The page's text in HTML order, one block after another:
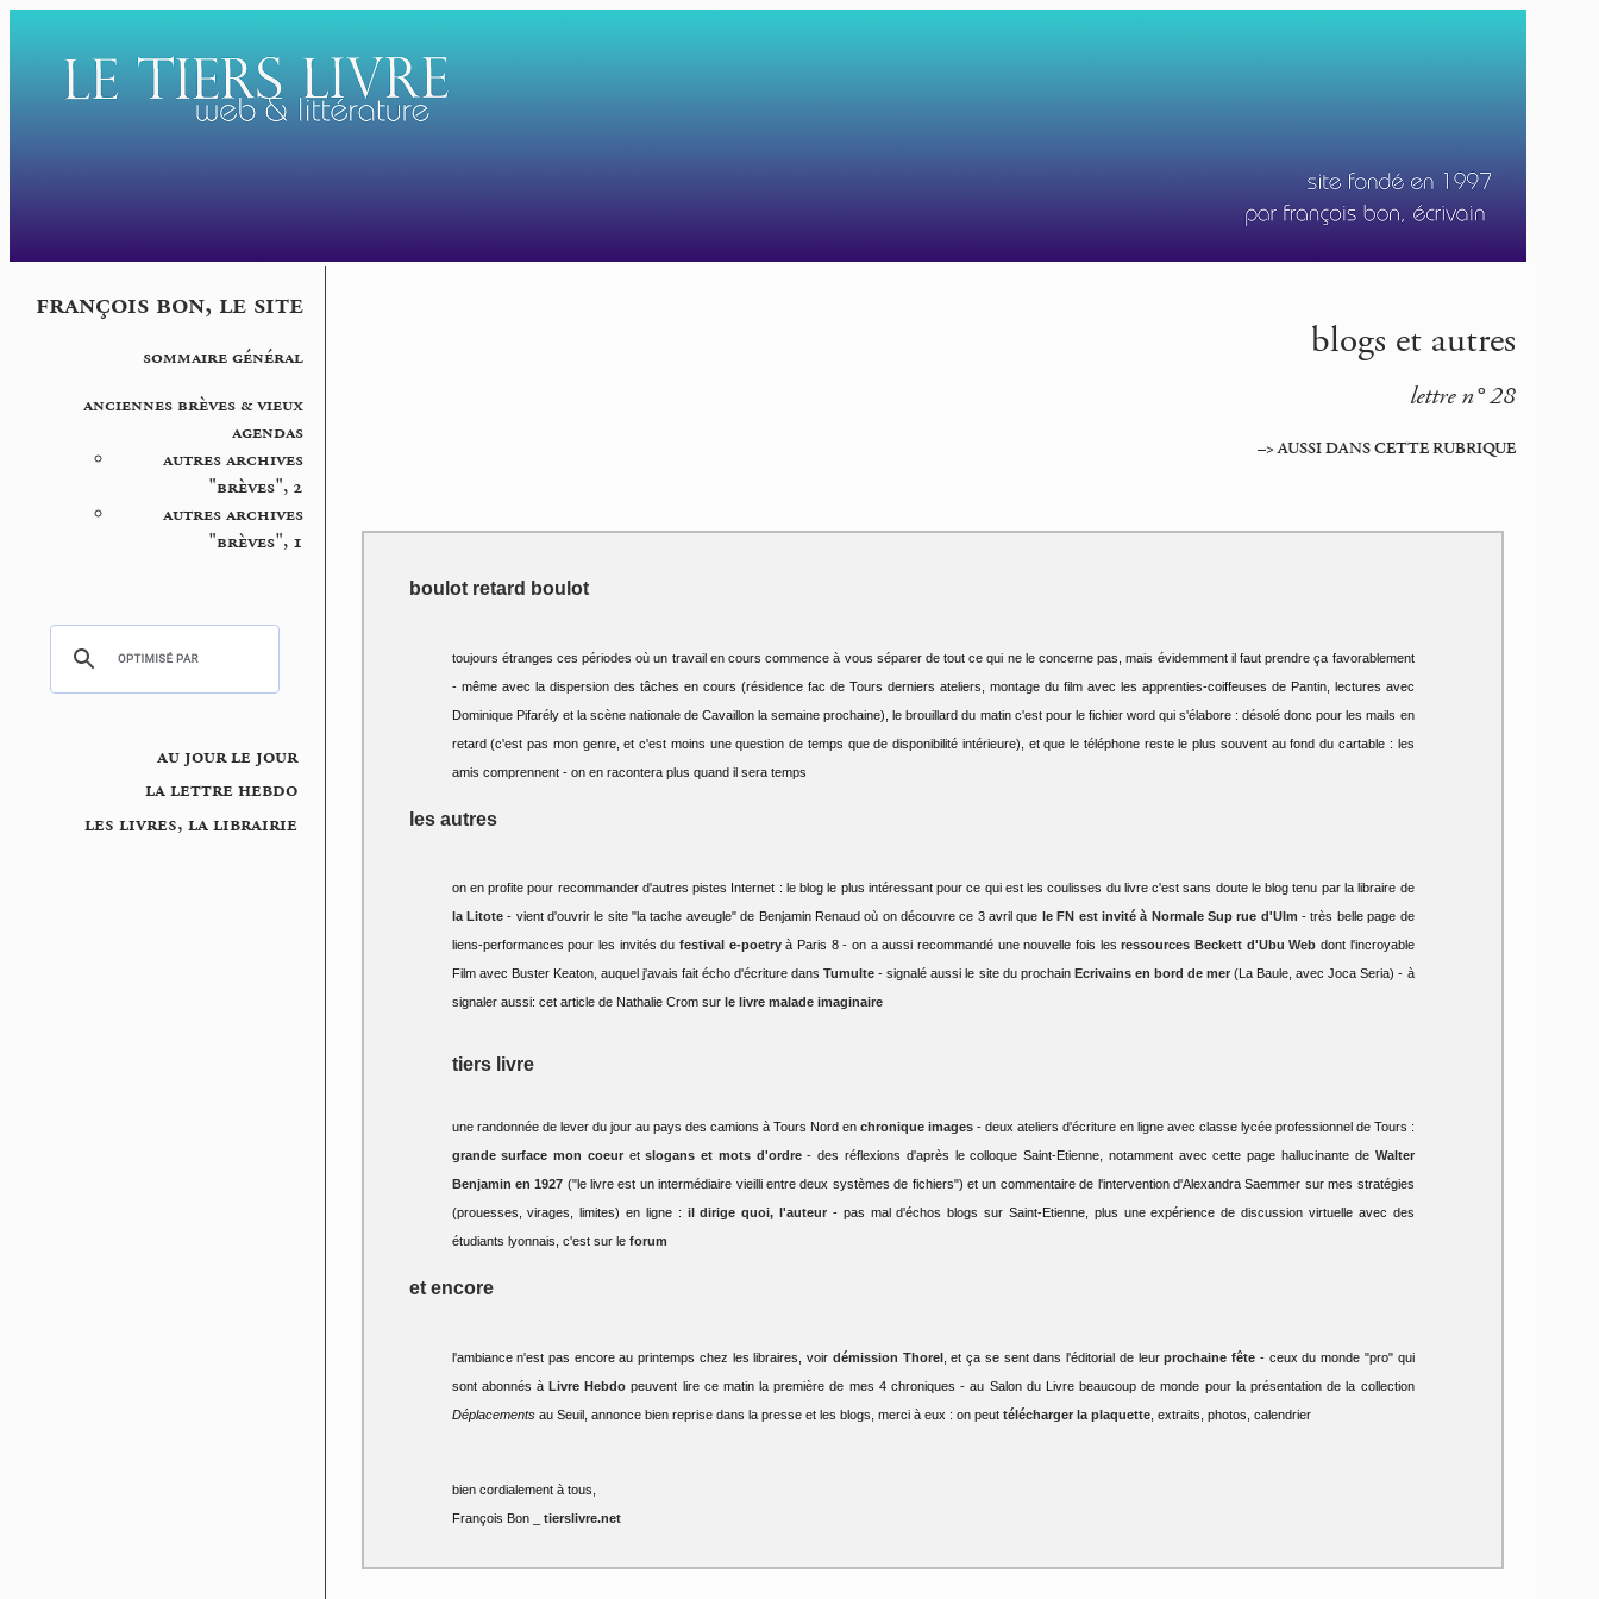
françois bon, le site
sommaire général
anciennes brèves & vieux
agendas
autres archives
"brèves", 2
autres archives
"brèves", 1
au jour le jour
la lettre hebdo
les livres, la librairie
blogs et autres
lettre n° 28
–> AUSSI DANS CETTE RUBRIQUE
boulot retard boulot
toujours étranges ces périodes où un travail en cours commence à vous séparer de tout ce qui ne le concerne pas, mais évidemment il faut prendre ça favorablement
- même avec la dispersion des tâches en cours (résidence fac de Tours derniers ateliers, montage du film avec les apprenties-coiffeuses de Pantin, lectures avec
Dominique Pifarély et la scène nationale de Cavaillon la semaine prochaine), le brouillard du matin c'est pour le fichier word qui s'élabore : désolé donc pour les mails en
retard (c'est pas mon genre, et c'est moins une question de temps que de disponibilité intérieure), et que le téléphone reste le plus souvent au fond du cartable : les
amis comprennent - on en racontera plus quand il sera temps
les autres
on en profite pour recommander d'autres pistes Internet : le blog le plus intéressant pour ce qui est les coulisses du livre c'est sans doute le blog tenu par la libraire de
la Litote- vient d'ouvrir le site "la tache aveugle" de Benjamin Renaud où on découvre ce 3 avril que le FN est invité à Normale Sup rue d'Ulm - très belle page de
liens-performances pour les invités du festival e-poetryà Paris 8 - on a aussi recommandé une nouvelle fois lesressources Beckett d'Ubu Web dont l'incroyable
Film avec Buster Keaton, auquel j'avais fait écho d'écriture dansTumulte - signalé aussi le site du prochain Ecrivains en bord de mer (La Baule, avec Joca Seria) - à
signaler aussi: cet article de Nathalie Crom surle livre malade imaginaire
tiers livre
une randonnée de lever du jour au pays des camions à Tours Nord en chronique images- deux ateliers d'écriture en ligne avec classe lycée professionnel de Tours :
grande surface mon coeuretslogans et mots d'ordre- des réflexions d'après le colloque Saint-Etienne, notamment avec cette page hallucinante de Walter
Benjamin en 1927 ("le livre est un intermédiaire vieilli entre deux systèmes de fichiers") et un commentaire de l'intervention d'Alexandra Saemmer sur mes stratégies
(prouesses, virages, limites) en ligne : il dirige quoi, l'auteur - pas mal d'échos blogs sur Saint-Etienne, plus une expérience de discussion virtuelle avec des
étudiants lyonnais, c'est sur le forum
et encore
l'ambiance n'est pas encore au printemps chez les libraires, voir démission Thorel, et ça se sent dans l'éditorial de leurprochaine fête - ceux du monde "pro" qui
sont abonnés àLivre Hebdo peuvent lire ce matin la première de mes 4 chroniques - au Salon du Livre beaucoup de monde pour la présentation de la collection
Déplacementsau Seuil, annonce bien reprise dans la presse et les blogs, merci à eux : on peut télécharger la plaquette, extraits, photos, calendrier
bien cordialement à tous,
François Bon _ tierslivre.net